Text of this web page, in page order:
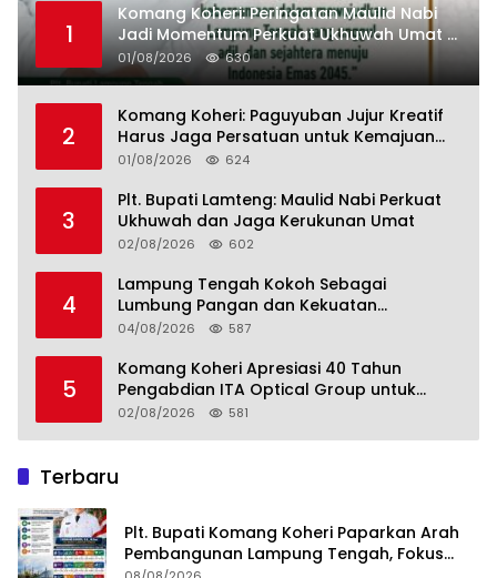
1
Komang Koheri: Peringatan Maulid Nabi
Jadi Momentum Perkuat Ukhuwah Umat di
Lampung Tengah
01/08/2026 630
2
Komang Koheri: Paguyuban Jujur Kreatif
Harus Jaga Persatuan untuk Kemajuan
Lampung Tengah
01/08/2026 624
3
Plt. Bupati Lamteng: Maulid Nabi Perkuat
Ukhuwah dan Jaga Kerukunan Umat
02/08/2026 602
4
Lampung Tengah Kokoh Sebagai
Lumbung Pangan dan Kekuatan
Perkebunan Lampung, Komang Koheri:
Menuju Indonesia Emas 2045
04/08/2026 587
5
Komang Koheri Apresiasi 40 Tahun
Pengabdian ITA Optical Group untuk
Kesehatan Mata Masyarakat Lamteng
02/08/2026 581
Terbaru
Plt. Bupati Komang Koheri Paparkan Arah
Pembangunan Lampung Tengah, Fokus